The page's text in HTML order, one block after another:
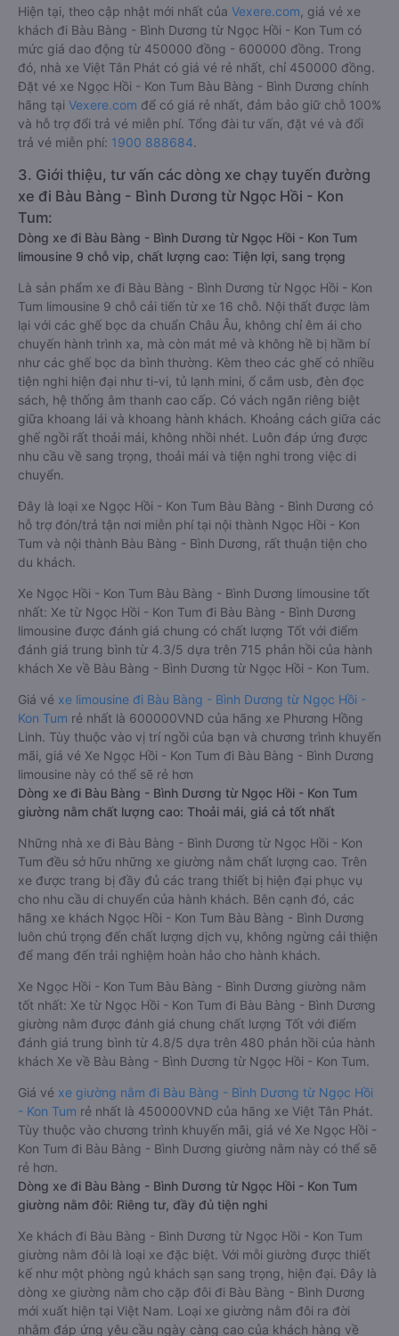
Hiện tại, theo cập nhật mới nhất của Vexere.com , giá vé xe
khách đi Bàu Bàng - Bình Dương từ Ngọc Hồi - Kon Tum có
mức giá dao động từ 450000 đồng - 600000 đồng. Trong
đó, nhà xe Việt Tân Phát có giá vé rẻ nhất, chỉ 450000 đồng.
Đặt vé xe Ngọc Hồi - Kon Tum Bàu Bàng - Bình Dương chính
hãng tại Vexere.com để có giá rẻ nhất, đảm bảo giữ chỗ 100%
và hỗ trợ đổi trả vé miễn phí. Tổng đài tư vấn, đặt vé và đổi
trả vé miễn phí: 1900 888684.
3. Giới thiệu, tư vấn các dòng xe chạy tuyến đường
xe đi Bàu Bàng - Bình Dương từ Ngọc Hồi - Kon
Tum:
Dòng xe đi Bàu Bàng - Bình Dương từ Ngọc Hồi - Kon Tum
limousine 9 chỗ vip, chất lượng cao: Tiện lợi, sang trọng
Là sản phẩm xe đi Bàu Bàng - Bình Dương từ Ngọc Hồi - Kon
Tum limousine 9 chỗ cải tiến từ xe 16 chỗ. Nội thất được làm
lại với các ghế bọc da chuẩn Châu Âu, không chỉ êm ái cho
chuyến hành trình xa, mà còn mát mẻ và không hề bị hầm bí
như các ghế bọc da bình thường. Kèm theo các ghế có nhiều
tiện nghi hiện đại như ti-vi, tủ lạnh mini, ổ cắm usb, đèn đọc
sách, hệ thống âm thanh cao cấp. Có vách ngăn riêng biệt
giữa khoang lái và khoang hành khách. Khoảng cách giữa các
ghế ngồi rất thoải mái, không nhồi nhét. Luôn đáp ứng được
nhu cầu về sang trọng, thoải mái và tiện nghi trong việc di
chuyển.
Đây là loại xe Ngọc Hồi - Kon Tum Bàu Bàng - Bình Dương có
hỗ trợ đón/trả tận nơi miễn phí tại nội thành Ngọc Hồi - Kon
Tum và nội thành Bàu Bàng - Bình Dương, rất thuận tiện cho
du khách.
Xe Ngọc Hồi - Kon Tum Bàu Bàng - Bình Dương limousine tốt
nhất: Xe từ Ngọc Hồi - Kon Tum đi Bàu Bàng - Bình Dương
limousine được đánh giá chung có chất lượng Tốt với điểm
đánh giá trung bình từ 4.3/5 dựa trên 715 phản hồi của hành
khách Xe về Bàu Bàng - Bình Dương từ Ngọc Hồi - Kon Tum.
Giá vé xe limousine đi Bàu Bàng - Bình Dương từ Ngọc Hồi -
Kon Tum rẻ nhất là 600000VND của hãng xe Phương Hồng
Linh. Tùy thuộc vào vị trí ngồi của bạn và chương trình khuyến
mãi, giá vé Xe Ngọc Hồi - Kon Tum đi Bàu Bàng - Bình Dương
limousine này có thể sẽ rẻ hơn
Dòng xe đi Bàu Bàng - Bình Dương từ Ngọc Hồi - Kon Tum
giường nằm chất lượng cao: Thoải mái, giá cả tốt nhất
Những nhà xe đi Bàu Bàng - Bình Dương từ Ngọc Hồi - Kon
Tum đều sở hữu những xe giường nằm chất lượng cao. Trên
xe được trang bị đầy đủ các trang thiết bị hiện đại phục vụ
cho nhu cầu di chuyển của hành khách. Bên cạnh đó, các
hãng xe khách Ngọc Hồi - Kon Tum Bàu Bàng - Bình Dương
luôn chú trọng đến chất lượng dịch vụ, không ngừng cải thiện
để mang đến trải nghiệm hoàn hảo cho hành khách.
Xe Ngọc Hồi - Kon Tum Bàu Bàng - Bình Dương giường nằm
tốt nhất: Xe từ Ngọc Hồi - Kon Tum đi Bàu Bàng - Bình Dương
giường nằm được đánh giá chung chất lượng Tốt với điểm
đánh giá trung bình từ 4.8/5 dựa trên 480 phản hồi của hành
khách Xe về Bàu Bàng - Bình Dương từ Ngọc Hồi - Kon Tum.
Giá vé xe giường nằm đi Bàu Bàng - Bình Dương từ Ngọc Hồi
- Kon Tum rẻ nhất là 450000VND của hãng xe Việt Tân Phát.
Tùy thuộc vào chương trình khuyến mãi, giá vé Xe Ngọc Hồi -
Kon Tum đi Bàu Bàng - Bình Dương giường nằm này có thể sẽ
rẻ hơn.
Dòng xe đi Bàu Bàng - Bình Dương từ Ngọc Hồi - Kon Tum
giường nằm đôi: Riêng tư, đầy đủ tiện nghi
Xe khách đi Bàu Bàng - Bình Dương từ Ngọc Hồi - Kon Tum
giường nằm đôi là loại xe đặc biệt. Với mỗi giường được thiết
kế như một phòng ngủ khách sạn sang trọng, hiện đại. Đây là
dòng xe giường nằm cho cặp đôi đi Bàu Bàng - Bình Dương
mới xuất hiện tại Việt Nam. Loại xe giường nằm đôi ra đời
nhằm đáp ứng yêu cầu ngày càng cao của khách hàng về